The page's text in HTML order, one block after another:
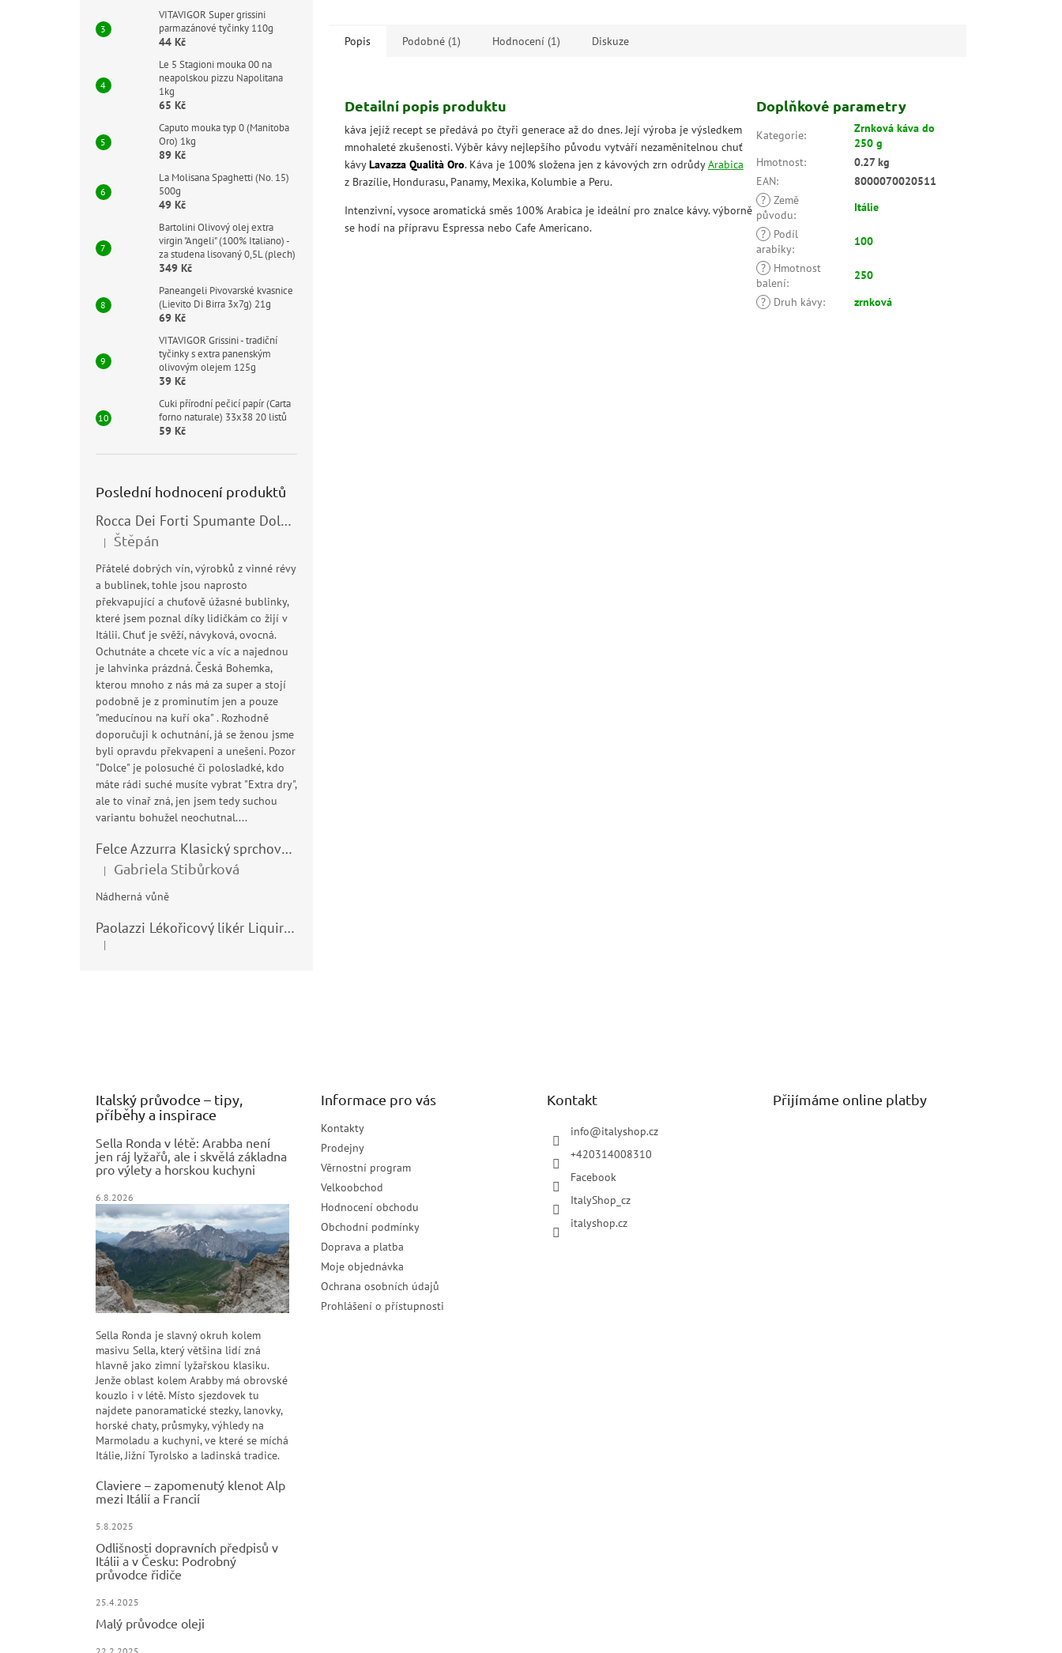
VITAVIGOR Super grissini
parmazánové tyčinky 110g
44 Kč
Le 5 Stagioni mouka 00 na
neapolskou pizzu Napolitana
1kg
65 Kč
Caputo mouka typ 0 (Manitoba
Oro) 1kg
89 Kč
La Molisana Spaghetti (No. 15)
500g
49 Kč
Bartolini Olivový olej extra
virgin "Angeli" (100% Italiano) -
za studena lisovaný 0,5L (plech)
349 Kč
Paneangeli Pivovarské kvasnice
(Lievito Di Birra 3x7g) 21g
69 Kč
VITAVIGOR Grissini - tradiční
tyčinky s extra panenským
olivovým olejem 125g
39 Kč
Cuki přírodní pečicí papír (Carta
forno naturale) 33x38 20 listů
59 Kč
Poslední hodnocení produktů
Rocca Dei Forti Spumante Dolce 11,5% 0,75l
Hodnocení produktu je 5 z 5 hvězdiček.
| Štěpán
Přátelé dobrých vín, výrobků z vinné révy
a bublinek, tohle jsou naprosto
překvapující a chuťově úžasné bublinky,
které jsem poznal díky lidičkám co žijí v
Itálii. Chuť je svěží, návyková, ovocná.
Ochutnáte a chcete víc a víc a najednou
je lahvinka prázdná. Česká Bohemka,
kterou mnoho z nás má za super a stojí
podobně je z prominutím jen a pouze
"meducínou na kuří oka" . Rozhodně
doporučuji k ochutnání, já se ženou jsme
byli opravdu překvapeni a unešeni. Pozor
"Dolce" je polosuché či polosladké, kdo
máte rádi suché musíte vybrat "Extra dry",
ale to vinař zná, jen jsem tedy suchou
variantu bohužel neochutnal....
Felce Azzurra Klasický sprchový gel - doccia gel 400ml
Hodnocení produktu je 5 z 5 hvězdiček.
| Gabriela Stibůrková
Nádherná vůně
Paolazzi Lékořicový likér Liquirizia 24% 0,7L
Hodnocení produktu je 5 z 5 hvězdiček.
|
Popis Podobné (1) Hodnocení (1) Diskuze
Detailní popis produktu
káva jejíž recept se předává po čtyři generace až do dnes. Její výroba je výsledkem
mnohaleté zkušenosti. Výběr kávy nejlepšího původu vytváří nezaměnitelnou chuť
kávyLavazza Qualità Oro. Káva je 100% složena jen z kávových zrn odrůdyArabica
z Brazílie, Hondurasu, Panamy, Mexika, Kolumbie a Peru.
Intenzivní, vysoce aromatická směs 100% Arabica je ideální pro znalce kávy. výborně
se hodí na přípravu Espressa nebo Cafe Americano.
Doplňkové parametry
Kategorie:
Zrnková káva do
250 g
Hmotnost:
0.27 kg
EAN:
8000070020511
? Země
původu:
Itálie
?
Podíl
arabiky:
100
?
Hmotnost
balení:
250
?
Druh kávy: zrnková
Italský průvodce – tipy,
příběhy a inspirace
Sella Ronda v létě: Arabba není
jen ráj lyžařů, ale i skvělá základna
pro výlety a horskou kuchyni
6.8.2026
Sella Ronda je slavný okruh kolem
masivu Sella, který většina lidí zná
hlavně jako zimní lyžařskou klasiku.
Jenže oblast kolem Arabby má obrovské
kouzlo i v létě. Místo sjezdovek tu
najdete panoramatické stezky, lanovky,
horské chaty, průsmyky, výhledy na
Marmoladu a kuchyni, ve které se míchá
Itálie, Jižní Tyrolsko a ladinská tradice.
Claviere – zapomenutý klenot Alp
mezi Itálií a Francií
5.8.2025
Odlišnosti dopravních předpisů v
Itálii a v Česku: Podrobný
průvodce řidiče
25.4.2025
Malý průvodce oleji
Informace pro vás
Kontakty
Prodejny
Věrnostní program
Velkoobchod
Hodnocení obchodu
Obchodní podmínky
Doprava a platba
Moje objednávka
Ochrana osobních údajů
Prohlášení o přístupnosti
Kontakt
info@italyshop.cz
+420314008310
Facebook
ItalyShop_cz
italyshop.cz
Přijímáme online platby